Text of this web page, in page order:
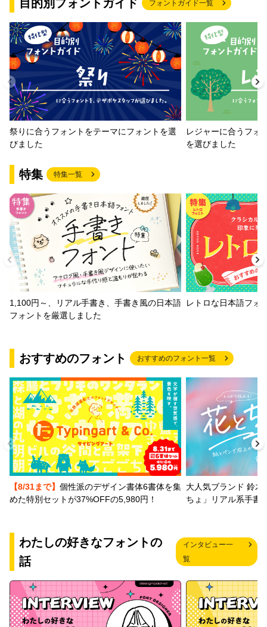
目的別フォントガイド フォントガイド一覧
祭りに合うフォントをテーマにフォントを選
びました
レジャーに合うフォ
を選びました
特集 特集一覧
1,100円～、リアル手書き、手書き風の日本語
フォントを厳選しました
レトロな日本語フォ
おすすめのフォント おすすめのフォント一覧
【8/31まで】 個性派のデザイン書体6書体を集
めた特別セットが37%OFFの5,980円！
大人気ブランド 鈴木
ちょ」リアル系手書
わたしの好きなフォントの
話
インタビュー一
覧